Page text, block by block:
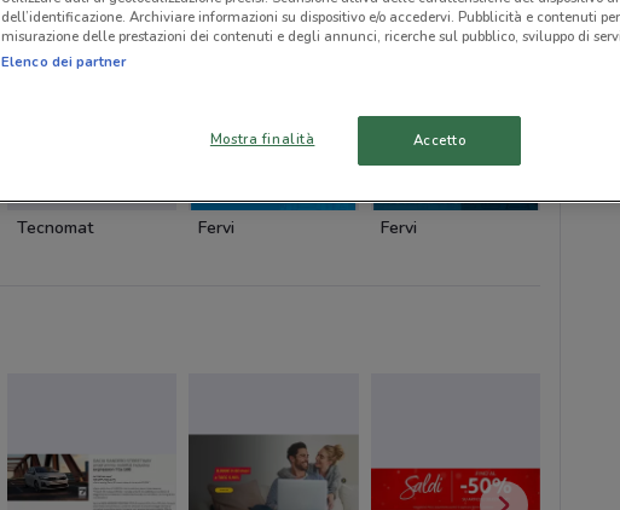
Tecnomat Fervi Fervi
dell’identificazione. Archiviare informazioni su dispositivo e/o accedervi. Pubblicità e contenuti
misurazione delle prestazioni dei contenuti e degli annunci, ricerche sul pubblico, sviluppo di
Elenco dei partner
Mostra finalità Accetto